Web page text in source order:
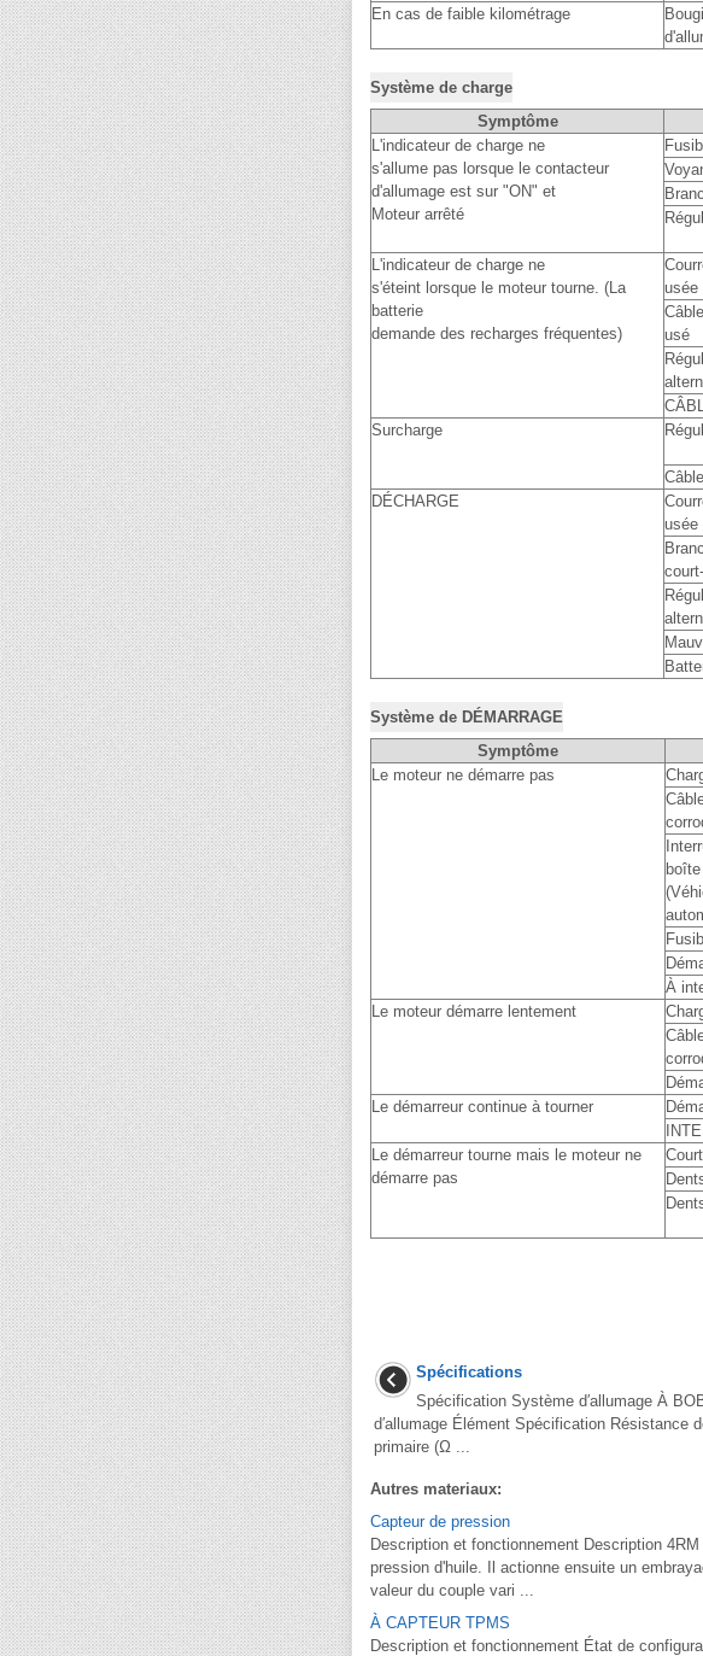
En cas de faible kilométrage
Système de charge
Symptôme
L'indicateur de charge ne
s'allume pas lorsque le contacteur
d'allumage est sur "ON" et
Moteur arrêté
L'indicateur de charge ne
s'éteint lorsque le moteur tourne. (La
batterie
demande des recharges fréquentes)
usée
usé
Surcharge
DÉCHARGE
usée
Système de DÉMARRAGE
Symptôme
Le moteur ne démarre pas
À
Le moteur démarre lentement
Le démarreur continue à tourner
Le démarreur tourne mais le moteur ne
démarre pas
Spécifications
Spécification Système d′allumage À
d′allumage Élément Spécification Résistance
primaire (Ω ...
Autres materiaux:
Capteur de pression
Description et fonctionnement Description
pression d'huile. Il actionne ensuite un
valeur du couple vari ...
À CAPTEUR TPMS
Description et fonctionnement État de